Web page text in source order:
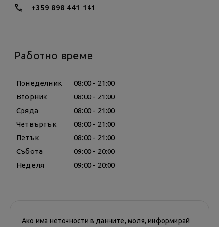
+359 898 441 141
Работно време
Понеделник
08:00 - 21:00
Вторник
08:00 - 21:00
Сряда
08:00 - 21:00
Четвъртък
08:00 - 21:00
Петък
08:00 - 21:00
Събота
09:00 - 20:00
Неделя
09:00 - 20:00
Ако има неточности в данните, моля, информирай